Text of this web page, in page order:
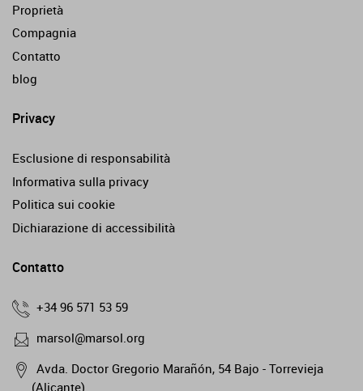
Proprietà
Compagnia
Contatto
blog
Privacy
Esclusione di responsabilità
Informativa sulla privacy
Politica sui cookie
Dichiarazione di accessibilità
Contatto
+34 96 571 53 59
marsol@marsol.org
Avda. Doctor Gregorio Marañón, 54 Bajo - Torrevieja
(Alicante)